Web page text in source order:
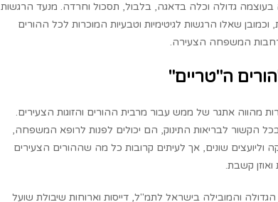
גדולה וכלה בדאגה, בלבול, תסכול וחרדה. מנעד הרגשות
שאלו הרגשות לגיטימיות וטבעיות המוכרות לכל ההורים
המשפחה הצעירה.
ה"טריים"
מהווה אתגר של ממש עבור מרבית ההורים והזוגות הצעירים.
הקשור לבריאות התינוק, הם יכולים לפנות לרופא המשפחה,
וליועצים שונים, אך לעיתים קרובות כל מה שההורים הצעירים
קשבת.
הגדולה והמובילה בישראל לתמ"ל, דייסות וארוחות שיבולת שועל